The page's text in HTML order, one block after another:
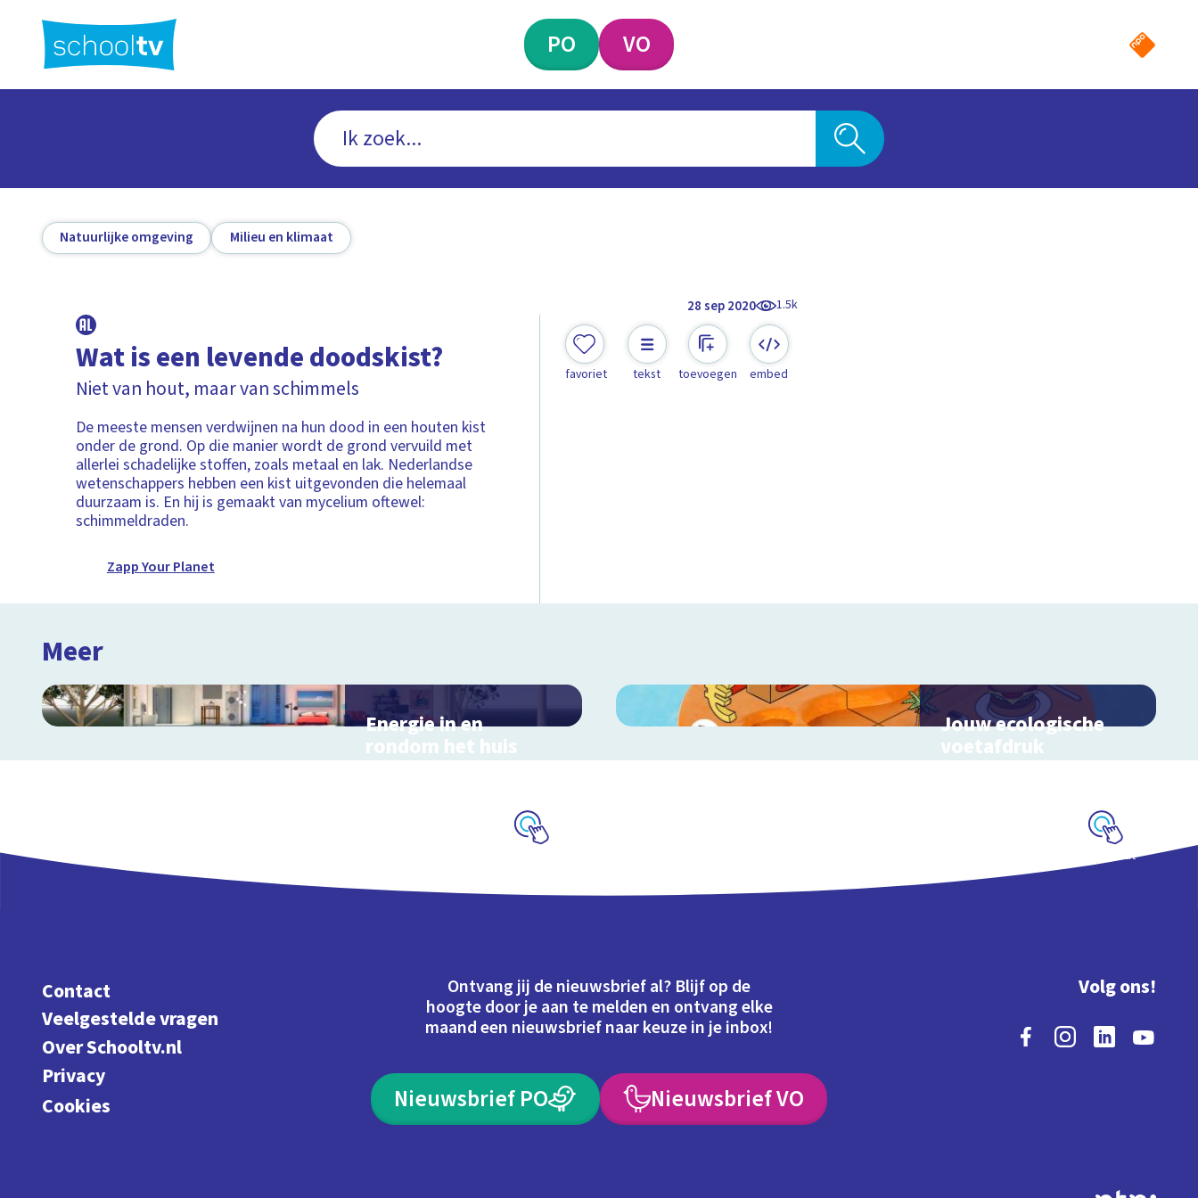
hoofdinhoud
PO VO
Natuurlijke omgeving Milieu en klimaat
28 sep 2020 1.5k
Wat is een levende doodskist?
Niet van hout, maar van schimmels
De meeste mensen verdwijnen na hun dood in een houten kist
onder de grond. Op die manier wordt de grond vervuild met
allerlei schadelijke stoffen, zoals metaal en lak. Nederlandse
wetenschappers hebben een kist uitgevonden die helemaal
duurzaam is. En hij is gemaakt van mycelium oftewel:
schimmeldraden.
Zapp Your Planet
favoriet tekst toevoegen embed
Meer
Energie in en
rondom het huis
Interactieve schoolplaat in
Jouw ecologische
voetafdruk
Ontdek hoe jouw levensstijl
Schoolplaat
Contact
Veelgestelde vragen
Over Schooltv.nl
Privacy
Cookies
Ontvang jij de nieuwsbrief al? Blijf op de
hoogte door je aan te melden en ontvang elke
maand een nieuwsbrief naar keuze in je inbox!
Nieuwsbrief PO Nieuwsbrief VO
Volg ons!